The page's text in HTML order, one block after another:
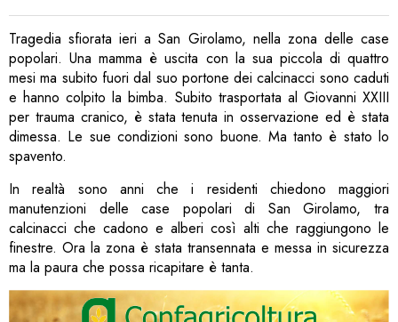
Tragedia sfiorata ieri a San Girolamo, nella zona delle case
popolari. Una mamma è uscita con la sua piccola di quattro
mesi ma subito fuori dal suo portone dei calcinacci sono caduti
e hanno colpito la bimba. Subito trasportata al Giovanni XXIII
per trauma cranico, è stata tenuta in osservazione ed è stata
dimessa. Le sue condizioni sono buone. Ma tanto è stato lo
spavento.
In realtà sono anni che i residenti chiedono maggiori
manutenzioni delle case popolari di San Girolamo, tra
calcinacci che cadono e alberi così alti che raggiungono le
finestre. Ora la zona è stata transennata e messa in sicurezza
ma la paura che possa ricapitare è tanta.